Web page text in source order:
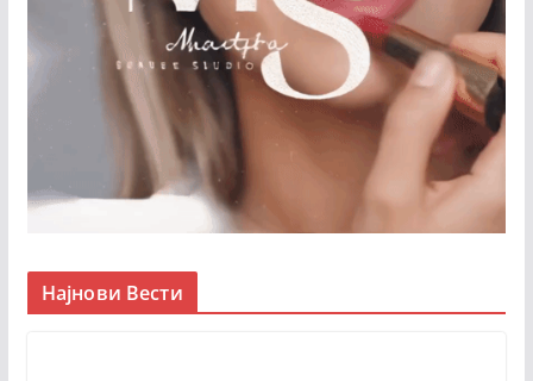
Најнови Вести